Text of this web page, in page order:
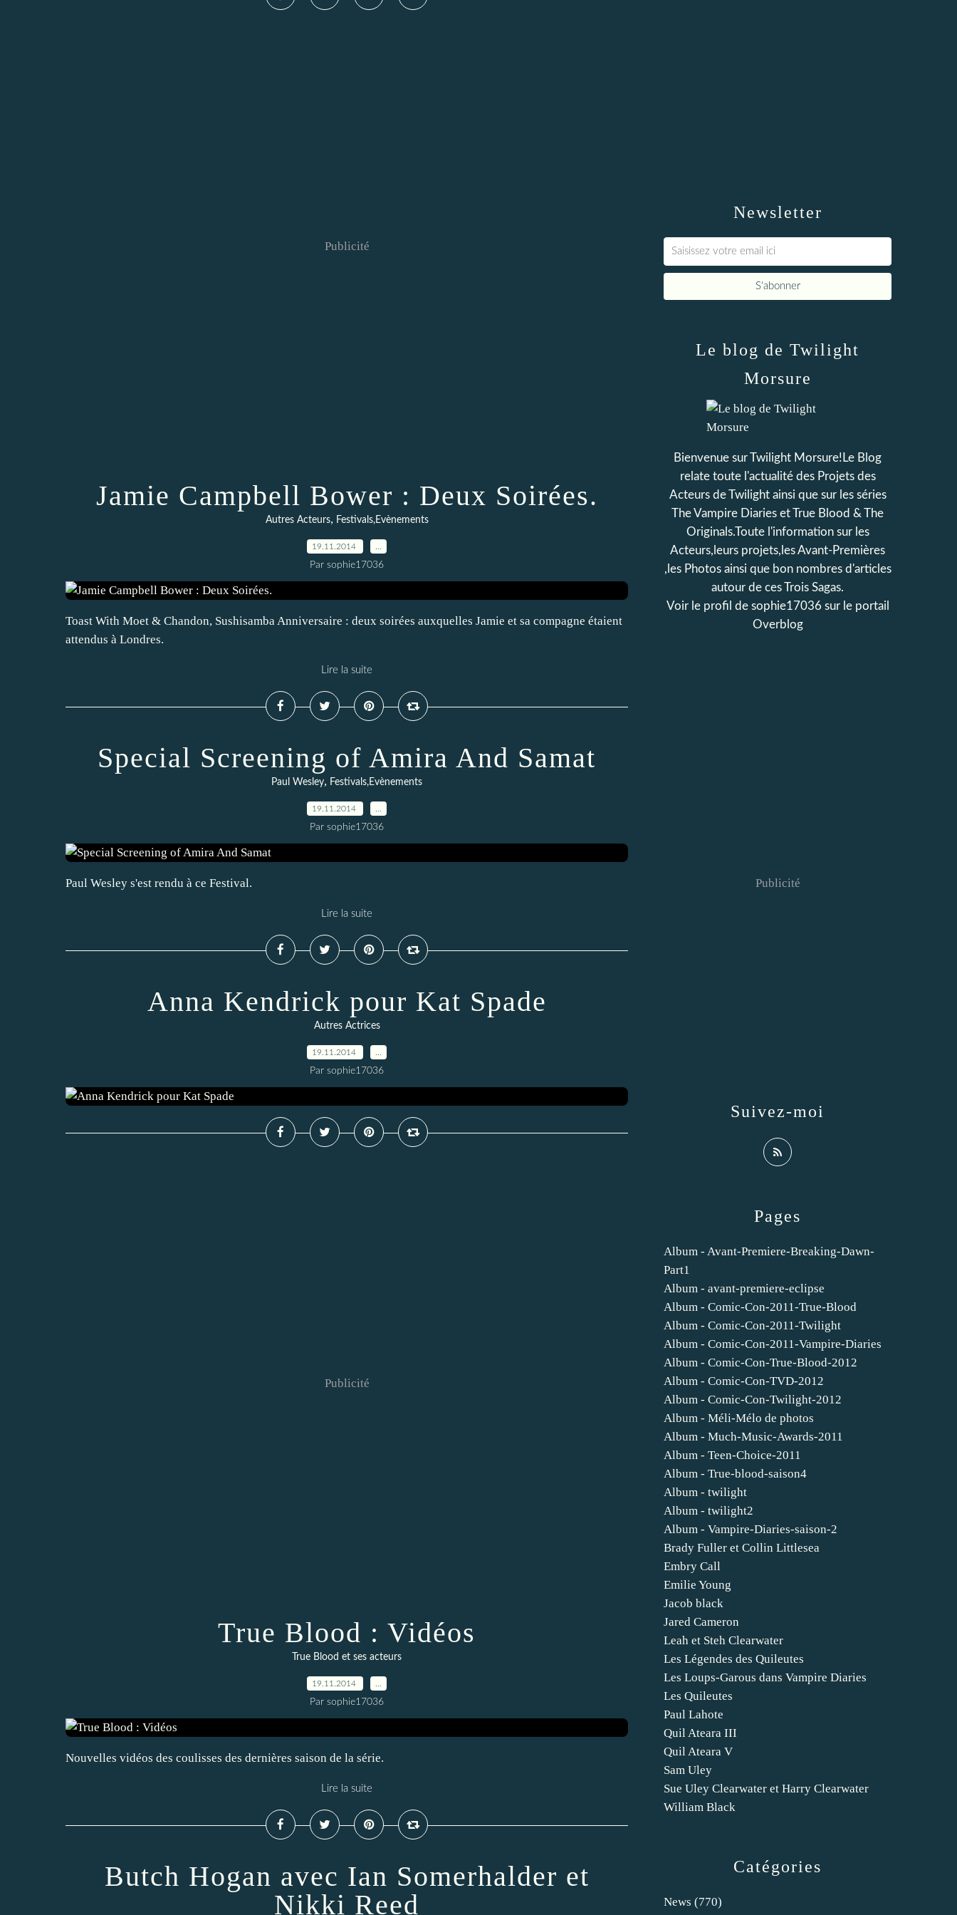
Publicité
Jamie Campbell Bower : Deux Soirées.
Autres Acteurs, Festivals,Evènements
19.11.2014
Par sophie17036
Toast With Moet & Chandon, Sushisamba Anniversaire : deux soirées auxquelles Jamie et sa compagne étaient
attendus à Londres.
Lire la suite
Special Screening of Amira And Samat
Paul Wesley, Festivals,Evènements
19.11.2014
Par sophie17036
Paul Wesley s'est rendu à ce Festival.
Lire la suite
Anna Kendrick pour Kat Spade
Autres Actrices
19.11.2014
Par sophie17036
Publicité
True Blood : Vidéos
True Blood et ses acteurs
19.11.2014
Par sophie17036
Nouvelles vidéos des coulisses des dernières saison de la série.
Lire la suite
Butch Hogan avec Ian Somerhalder et
Nikki Reed
Newsletter
Catégories
News (770)
Pages
Album - Avant-Premiere-Breaking-Dawn-
Part1
Album - avant-premiere-eclipse
Album - Comic-Con-2011-True-Blood
Album - Comic-Con-2011-Twilight
Album - Comic-Con-2011-Vampire-Diaries
Album - Comic-Con-True-Blood-2012
Album - Comic-Con-TVD-2012
Album - Comic-Con-Twilight-2012
Album - Méli-Mélo de photos
Album - Much-Music-Awards-2011
Album - Teen-Choice-2011
Album - True-blood-saison4
Album - twilight
Album - twilight2
Album - Vampire-Diaries-saison-2
Brady Fuller et Collin Littlesea
Embry Call
Emilie Young
Jacob black
Jared Cameron
Leah et Steh Clearwater
Les Légendes des Quileutes
Les Loups-Garous dans Vampire Diaries
Les Quileutes
Paul Lahote
Quil Ateara III
Quil Ateara V
Sam Uley
Sue Uley Clearwater et Harry Clearwater
William Black
Le blog de Twilight
Morsure
Bienvenue sur Twilight Morsure!Le Blog
relate toute l'actualité des Projets des
Acteurs de Twilight ainsi que sur les séries
The Vampire Diaries et True Blood & The
Originals.Toute l'information sur les
Acteurs,leurs projets,les Avant-Premières
,les Photos ainsi que bon nombres d'articles
autour de ces Trois Sagas.
Voir le profil de sophie17036 sur le portail
Overblog
Suivez-moi
Publicité